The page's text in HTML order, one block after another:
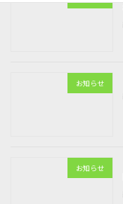
お知らせ
お知らせ